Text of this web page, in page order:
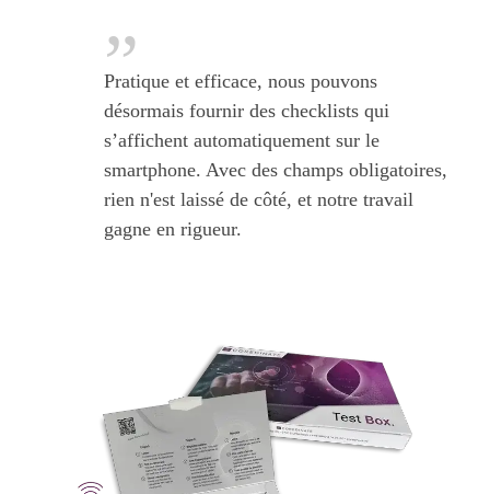
Pratique et efficace, nous pouvons
désormais fournir des checklists qui
s’affichent automatiquement sur le
smartphone. Avec des champs obligatoires,
rien n'est laissé de côté, et notre travail
gagne en rigueur.